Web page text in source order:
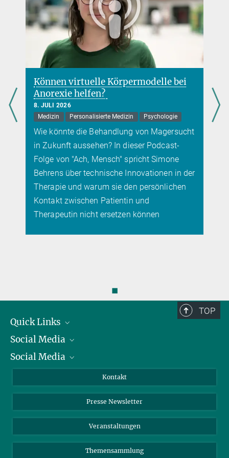
+49 331 567-8207
Lortzing.t@...
Können virtuelle Körpermodelle bei
Anorexie helfen?
8. JULI 2026
Medizin
Personalisierte Medizin Psychologie
Wie könnte die Behandlung von Magersucht
in Zukunft aussehen? In dieser Podcast-
Folge von "Ach, Mensch" spricht Simone
Behrens über technische Innovationen in der
Therapie und warum sie den persönlichen
Kontakt zwischen Patientin und
Therapeutin nicht ersetzen können
◼
TOP
Quick Links
Präsident
Zahlen und Fakten
Meldestelle Fehlverhalten
Social Media
Bluesky
TikTok
Social Media
Instagram
YouTube
Kontakt
Presse Newsletter
Veranstaltungen
Themensammlung